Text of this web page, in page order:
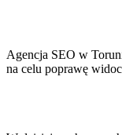
Agencja SEO w
na celu poprawę